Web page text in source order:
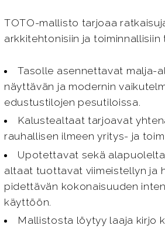
TOTO-mallisto tarjoaa
arkkitehtonisiin ja toiminnallisiin
Tasolle asennettavat malja-
näyttävän ja modernin
edustustilojen pesutiloissa.
Kalustealtaat tarjoavat
rauhallisen ilmeen yritys- ja
Upotettavat sekä
altaat tuottavat viimeistellyn ja
pidettävän kokonaisuuden
käyttöön.
Mallistosta löytyy laaja kirjo